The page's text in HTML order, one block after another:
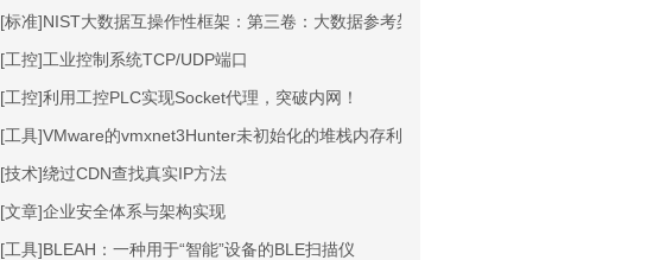
[标准]NIST大数据互操作性框架：第三卷：大数据参考架构
[工控]工业控制系统TCP/UDP端口
[工控]利用工控PLC实现Socket代理，突破内网！
[工具]VMware的vmxnet3Hunter未初始化的堆栈内存利用工具CVE-2018-6981 CVE-2018-
[技术]绕过CDN查找真实IP方法
[文章]企业安全体系与架构实现
[工具]BLEAH：一种用于“智能”设备的BLE扫描仪